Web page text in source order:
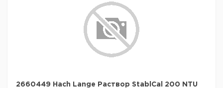
2660449 Hach Lange Раствор StablCal 200 NTU